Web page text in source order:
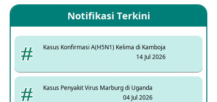
Notifikasi Terkini
Kasus Konfirmasi A(H5N1) Kelima di Kamboja
14 Jul 2026
Kasus Penyakit Virus Marburg di Uganda
04 Jul 2026